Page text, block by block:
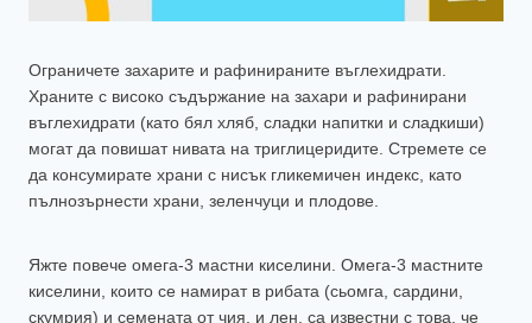
Ограничете захарите и рафинираните въглехидрати.
Храните с високо съдържание на захари и рафинирани
въглехидрати (като бял хляб, сладки напитки и сладкиши)
могат да повишат нивата на триглицеридите. Стремете се
да консумирате храни с нисък гликемичен индекс, като
пълнозърнести храни, зеленчуци и плодове.
Яжте повече омега-3 мастни киселини. Омега-3 мастните
киселини, които се намират в рибата (сьомга, сардини,
скумрия) и семената от чия, и лен, са известни с това, че